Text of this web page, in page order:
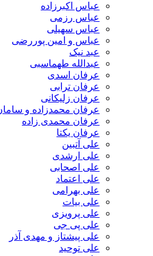
عباس اکبرزاده
عباس رزمی
عباس سهیلی
عباس و امین پوررضی
عبد نیک
عبدالله طهماسبی‎
عرفان اسدی
عرفان ترابی
عرفان زلیکانی
عرفان محمدزاده و سامان داداشی
عرفان محمدی زاده
عرفان یکتا
علی آتبین
علی ارشدی
علی اصحابی
علی اعتماد
علی بهرامی
علی بیات
علی پرویزی
علی پی جی
علی پیشتاز و مهدی آذر
علی توحید